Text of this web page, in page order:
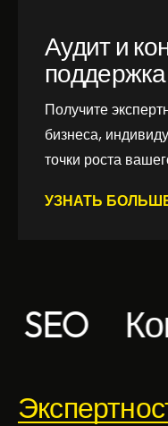
Аудит и
поддержка
Получите
бизнеса,
точки роста
УЗНАТЬ